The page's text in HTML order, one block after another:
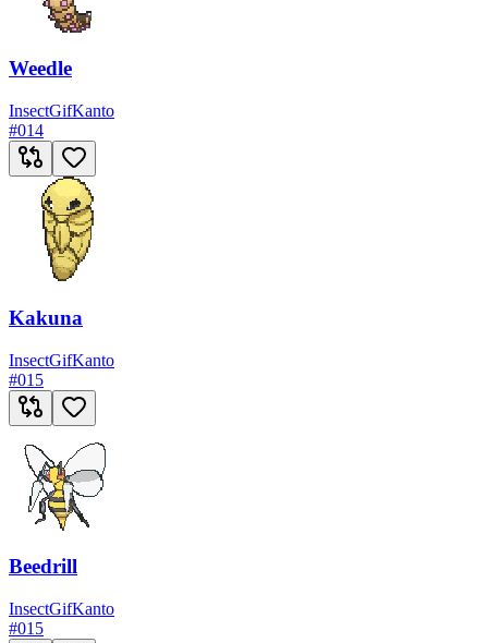
Weedle
InsectGifKanto
#014
Kakuna
InsectGifKanto
#015
Beedrill
InsectGifKanto
#015